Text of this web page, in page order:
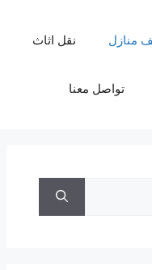
منازل نقل اثاث
تواصل معنا